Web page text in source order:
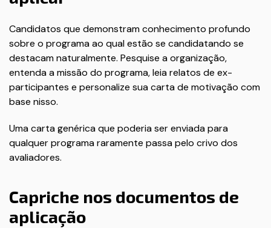
Candidatos que demonstram conhecimento profundo
sobre o programa ao qual estão se candidatando se
destacam naturalmente. Pesquise a organização,
entenda a missão do programa, leia relatos de ex-
participantes e personalize sua carta de motivação com
base nisso.
Uma carta genérica que poderia ser enviada para
qualquer programa raramente passa pelo crivo dos
avaliadores.
Capriche nos documentos de
aplicação